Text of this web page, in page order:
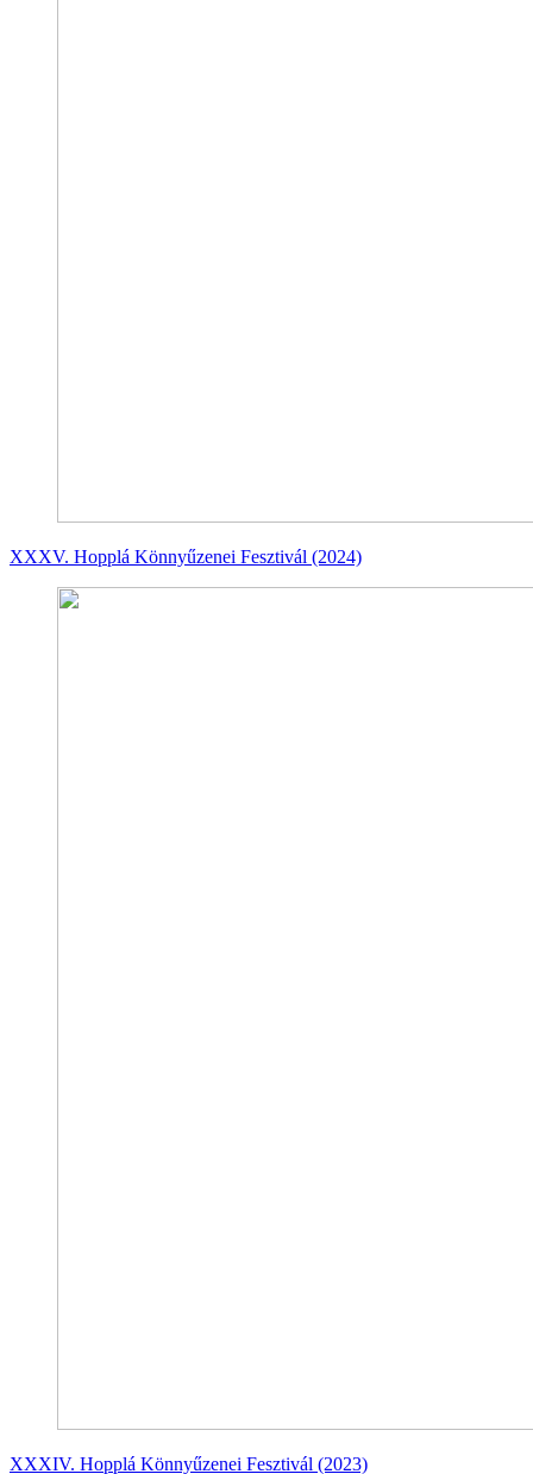
XXXV. Hopplá Könnyűzenei Fesztivál (2024)
XXXIV. Hopplá Könnyűzenei Fesztivál (2023)